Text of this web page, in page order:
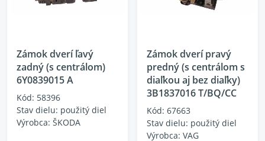
Zámok dverí ľavý
zadný (s centrálom)
6Y0839015 A
Kód: 58396
Stav dielu: použitý diel
Výrobca: ŠKODA
Zámok dverí pravý
predný (s centrálom s
diaľkou aj bez diaľky)
3B1837016 T/BQ/CC
Kód: 67663
Stav dielu: použitý diel
Výrobca: VAG